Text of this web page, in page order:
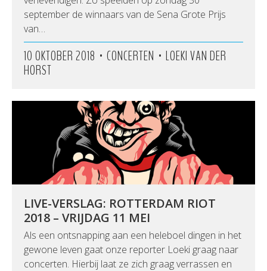
september de winnaars van de Sena Grote Prijs
van…
10 OKTOBER 2018 • CONCERTEN • LOEKI VAN DER
HORST
LIVE-VERSLAG: ROTTERDAM RIOT
2018 – VRIJDAG 11 MEI
Als een ontsnapping aan een heleboel dingen in het
gewone leven gaat onze reporter Loeki graag naar
concerten. Hierbij laat ze zich graag verrassen en